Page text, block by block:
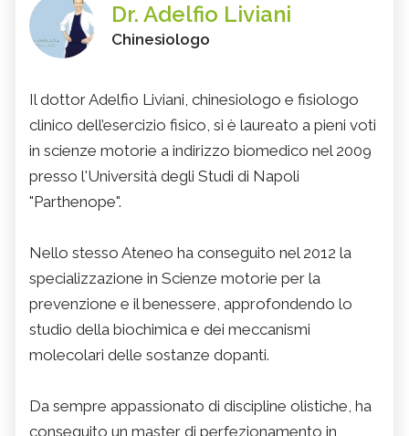
Dr. Adelfio Liviani
Chinesiologo
Il dottor Adelfio Liviani, chinesiologo e fisiologo
clinico dell’esercizio fisico, si è laureato a pieni voti
in scienze motorie a indirizzo biomedico nel 2009
presso l'Università degli Studi di Napoli
"Parthenope".
Nello stesso Ateneo ha conseguito nel 2012 la
specializzazione in Scienze motorie per la
prevenzione e il benessere, approfondendo lo
studio della biochimica e dei meccanismi
molecolari delle sostanze dopanti.
Da sempre appassionato di discipline olistiche, ha
conseguito un master di perfezionamento in